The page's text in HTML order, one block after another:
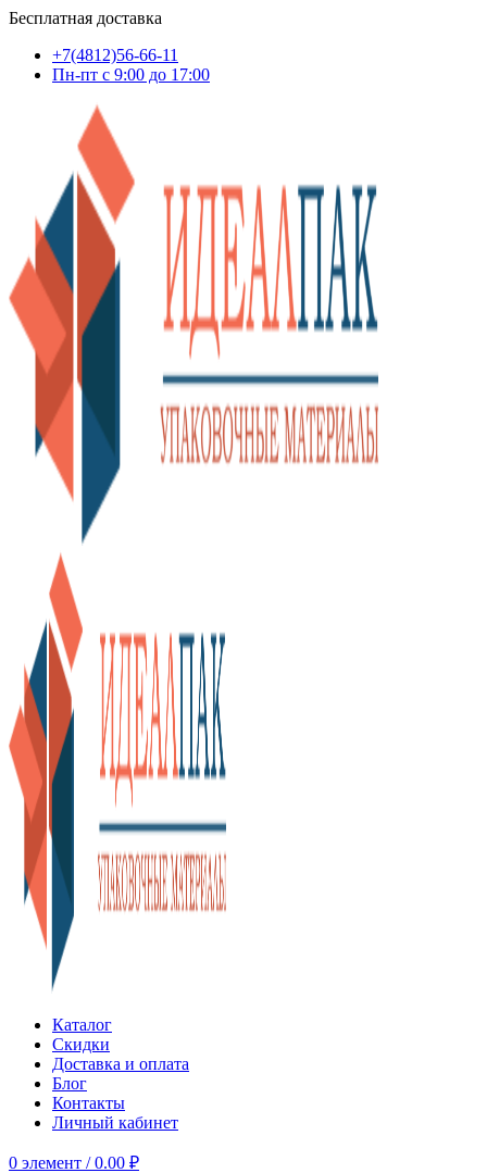
Бесплатная доставка
+7(4812)56-66-11
Пн-пт c 9:00 до 17:00
Каталог
Скидки
Доставка и оплата
Блог
Контакты
Личный кабинет
0 элемент / 0.00 ₽